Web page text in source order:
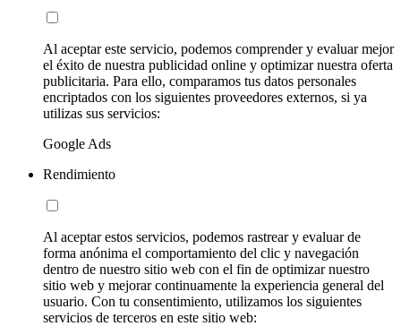
Al aceptar este servicio, podemos comprender y evaluar mejor
el éxito de nuestra publicidad online y optimizar nuestra oferta
publicitaria. Para ello, comparamos tus datos personales
encriptados con los siguientes proveedores externos, si ya
utilizas sus servicios:
Google Ads
Rendimiento
Al aceptar estos servicios, podemos rastrear y evaluar de
forma anónima el comportamiento del clic y navegación
dentro de nuestro sitio web con el fin de optimizar nuestro
sitio web y mejorar continuamente la experiencia general del
usuario. Con tu consentimiento, utilizamos los siguientes
servicios de terceros en este sitio web: